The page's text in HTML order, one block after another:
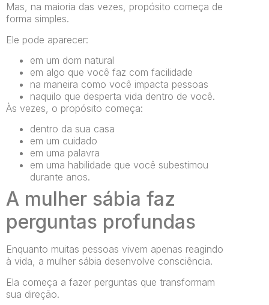
Mas, na maioria das vezes, propósito começa de
forma simples.
Ele pode aparecer:
em um dom natural
em algo que você faz com facilidade
na maneira como você impacta pessoas
naquilo que desperta vida dentro de você.
Às vezes, o propósito começa:
dentro da sua casa
em um cuidado
em uma palavra
em uma habilidade que você subestimou
durante anos.
A mulher sábia faz
perguntas profundas
Enquanto muitas pessoas vivem apenas reagindo
à vida, a mulher sábia desenvolve consciência.
Ela começa a fazer perguntas que transformam
sua direção.